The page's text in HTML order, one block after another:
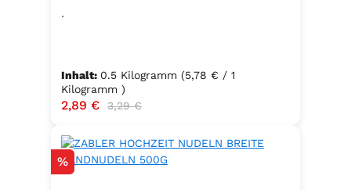
.
Inhalt: 0.5 Kilogramm (5,78 € / 1
Kilogramm )
Verkaufspreis:
2,89 € Regulärer Preis:
3,29 €
Rabatt
%